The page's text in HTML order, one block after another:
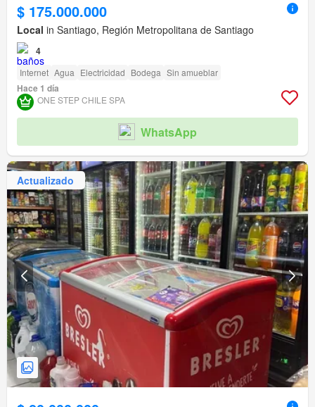
$ 175.000.000
Local in Santiago, Región Metropolitana de Santiago
4
Internet Agua Electricidad Bodega Sin amueblar
Hace 1 día
ONE STEP CHILE SPA
WhatsApp
Actualizado